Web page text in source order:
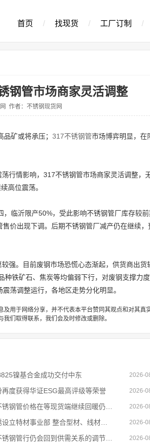
首页 / 找现货 / 工厂订制 /
钢管市场商家灵活调整
作者：不锈钢现货网
矿或将承压； 317不锈钢管市场博弈明显，在
行情影响，317不锈钢管市场商家灵活调整，
高位震荡。
临沂限产50%，受此影响不锈钢管厂库存较
价出现下调。后期不锈钢管厂减产仍在继续
强。目前废钢市场恐慌心态渐起，供货商出货
铁矿石、焦炭等均偏弱下行，对废钢支撑力
荡调整运行，各地区走势分化明显。
用于网络分享，并不代表本平台赞同其观点和对其真
们取得联系，我们会及时修改或删除。
镍基合金成功交付中东 2026-
再度获得华证ESG最高评级等荣誉 2026-
2026-
2026-
2026-